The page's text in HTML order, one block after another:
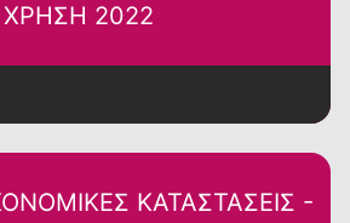
ΧΡΗΣΗ 2022
ΚΑΤΑΣΤΑΣΕΙΣ -